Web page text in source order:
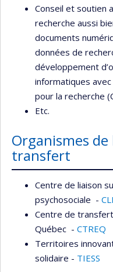
Conseil et soutien
recherche aussi
documents
données de
développement
informatiques
pour la recherche
Etc.
Organismes
transfert
Centre de liaison
psychosociale -
Centre de
Québec - CTREQ
Territoires
solidaire - TIESS